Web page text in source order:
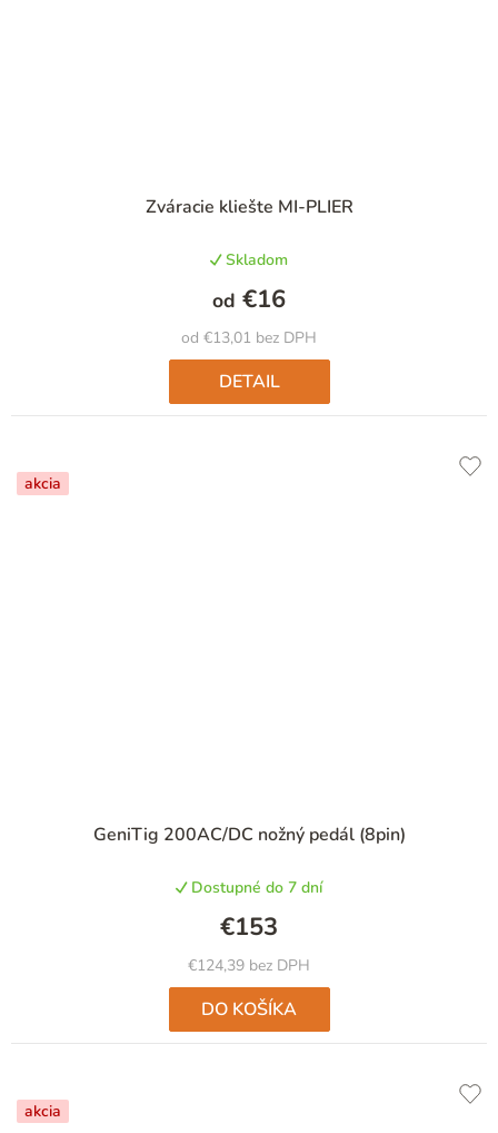
Zváracie kliešte MI-PLIER
hodnotenie
je
5,0
z
5
hviezdičiek.
Skladom
od €13,01 bez DPH
od €16
DETAIL
akcia
GeniTig 200AC/DC nožný pedál (8pin)
Dostupné do 7 dní
€124,39 bez DPH
€153
DO KOŠÍKA
akcia